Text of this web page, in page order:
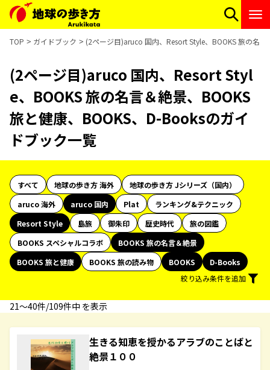
TOP ガイドブック (2ページ目)aruco 国内、Resort Style、BOOKS 旅の名
(2ページ目)aruco 国内、Resort Styl
e、BOOKS 旅の名言＆絶景、BOOKS
旅と健康、BOOKS、D-Booksのガイ
ドブック一覧
すべて 地球の歩き方 海外
地球の歩き方 Jシリーズ（国内）
aruco 海外
aruco 国内 Plat
ランキング&テクニック
Resort Style
島旅 御朱印 歴史時代
旅の図鑑
BOOKS スペシャルコラボ
BOOKS 旅の名言＆絶景
BOOKS 旅と健康
BOOKS 旅の読み物 BOOKS
D-Books
絞り込み条件を追加
21〜40件/109件中 を表示
生きる知恵を授かるアラブのことばと
絶景１００